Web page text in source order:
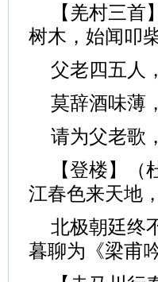
【羌村三
树木，始闻叩
父老四五人
莫辞酒味薄
请为父老歌
【登楼】
江春色来天地
北极朝廷终
暮聊为《梁甫